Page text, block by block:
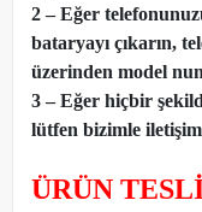
2 – Eğer
bataryayı çıkarın,
üzerinden model
3 – Eğer hiçbir
lütfen bizimle
ÜRÜN